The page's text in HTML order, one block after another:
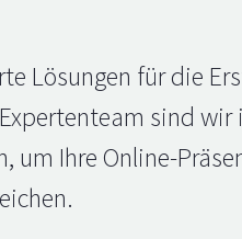
Lösungen für die
sind wir
Ihre Online-